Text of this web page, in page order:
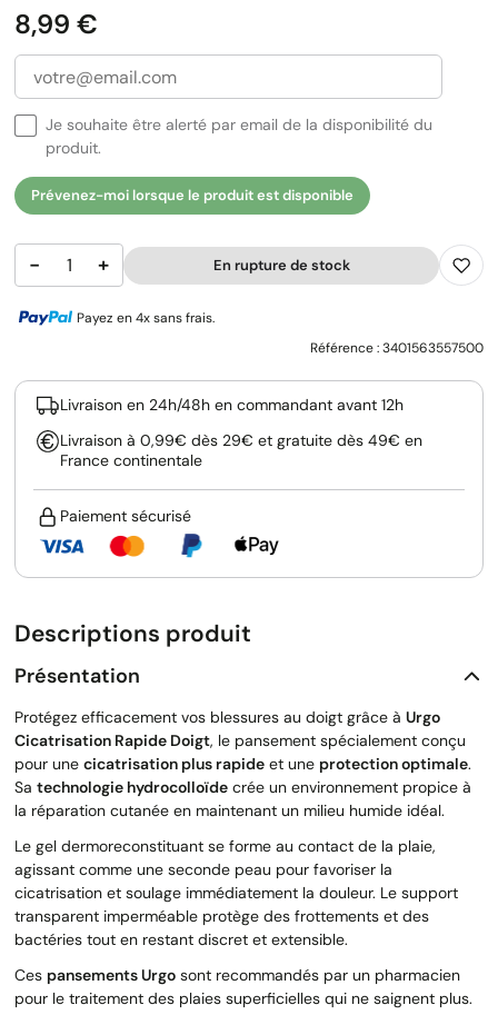
Prix
8,99 €
Je souhaite être alerté par email de la disponibilité du
produit.
Prévenez-moi lorsque le produit est disponible
− + En rupture de stock
Payez en 4x sans frais.
Référence :3401563557500
Livraison en 24h/48h en commandant avant 12h
Livraison à 0,99€ dès 29€ et gratuite dès 49€ en
France continentale
Paiement sécurisé
Descriptions produit
Présentation
Protégez efficacement vos blessures au doigt grâce à Urgo
Cicatrisation Rapide Doigt, le pansement spécialement conçu
pour une cicatrisation plus rapide et une protection optimale.
Sa technologie hydrocolloïde crée un environnement propice à
la réparation cutanée en maintenant un milieu humide idéal.
Le gel dermoreconstituant se forme au contact de la plaie,
agissant comme une seconde peau pour favoriser la
cicatrisation et soulage immédiatement la douleur. Le support
transparent imperméable protège des frottements et des
bactéries tout en restant discret et extensible.
Ces pansements Urgo sont recommandés par un pharmacien
pour le traitement des plaies superficielles qui ne saignent plus.